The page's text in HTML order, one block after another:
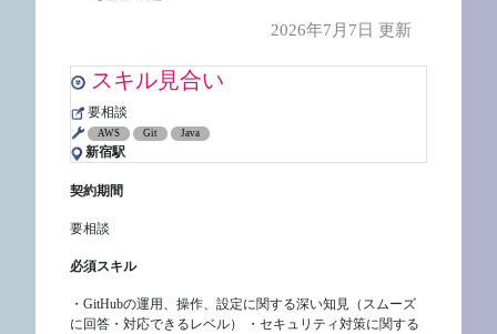
2026年7月7日 更新
スキル見合い
要相談
AWS Git Java
新宿駅
契約期間
要相談
必須スキル
・GitHubの運用、操作、設定に関する深い知見（スムーズ
に回答・対応できるレベル） ・セキュリティ対策に関する